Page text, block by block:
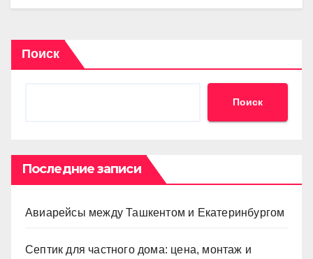
Поиск
Поиск
Последние записи
Авиарейсы между Ташкентом и Екатеринбургом
Септик для частного дома: цена, монтаж и